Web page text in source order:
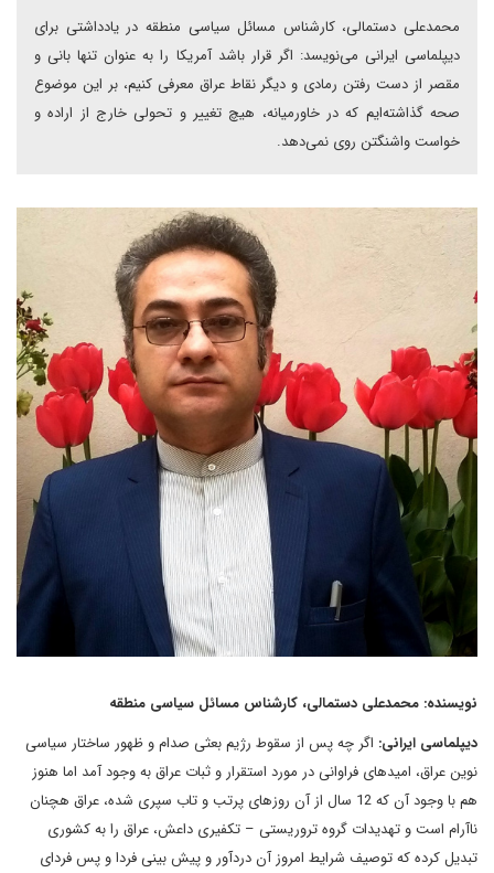
محمدعلی دستمالی، کارشناس مسائل سیاسی منطقه در یادداشتی برای
دیپلماسی ایرانی می‌نویسد: اگر قرار باشد آمریکا را به عنوان تنها بانی و
مقصر از دست رفتن رمادی و دیگر نقاط عراق معرفی کنیم، بر این موضوع
صحه گذاشته‌ایم که در خاورمیانه، هیچ تغییر و تحولی خارج از اراده و
خواست واشنگتن روی نمی‌دهد.
نویسنده: محمدعلی دستمالی، کارشناس مسائل سیاسی منطقه
دیپلماسی ایرانی: اگر چه پس از سقوط رژیم بعثی صدام و ظهور ساختار سیاسی
نوین عراق، امیدهای فراوانی در مورد استقرار و ثبات عراق به وجود آمد اما هنوز
هم با وجود آن که 12 سال از آن روزهای پرتب و تاب سپری شده، عراق هچنان
ناآرام است و تهدیدات گروه تروریستی – تکفیری داعش، عراق را به کشوری
تبدیل کرده که توصیف شرایط امروز آن دردآور و پیش بینی فردا و پس فردای